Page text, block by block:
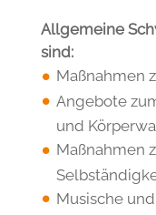
sind:
Maßnahmen
Angebote
und
Maßnahmen
Musische
verbunden